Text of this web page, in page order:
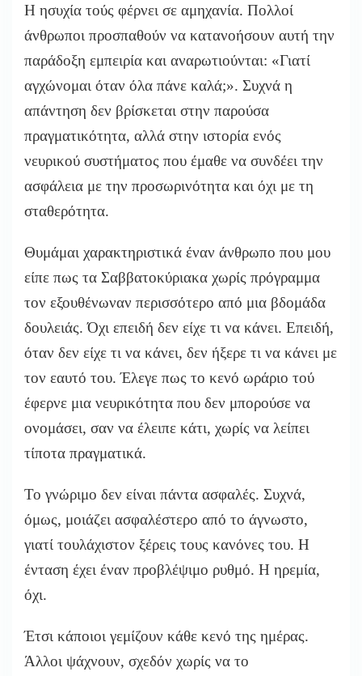
Η ησυχία τούς φέρνει σε αμηχανία. Πολλοί
άνθρωποι προσπαθούν να κατανοήσουν αυτή την
παράδοξη εμπειρία και αναρωτιούνται: «Γιατί
αγχώνομαι όταν όλα πάνε καλά;». Συχνά η
απάντηση δεν βρίσκεται στην παρούσα
πραγματικότητα, αλλά στην ιστορία ενός
νευρικού συστήματος που έμαθε να συνδέει την
ασφάλεια με την προσωρινότητα και όχι με τη
σταθερότητα.
Θυμάμαι χαρακτηριστικά έναν άνθρωπο που μου
είπε πως τα Σαββατοκύριακα χωρίς πρόγραμμα
τον εξουθένωναν περισσότερο από μια βδομάδα
δουλειάς. Όχι επειδή δεν είχε τι να κάνει. Επειδή,
όταν δεν είχε τι να κάνει, δεν ήξερε τι να κάνει με
τον εαυτό του. Έλεγε πως το κενό ωράριο τού
έφερνε μια νευρικότητα που δεν μπορούσε να
ονομάσει, σαν να έλειπε κάτι, χωρίς να λείπει
τίποτα πραγματικά.
Το γνώριμο δεν είναι πάντα ασφαλές. Συχνά,
όμως, μοιάζει ασφαλέστερο από το άγνωστο,
γιατί τουλάχιστον ξέρεις τους κανόνες του. Η
ένταση έχει έναν προβλέψιμο ρυθμό. Η ηρεμία,
όχι.
Έτσι κάποιοι γεμίζουν κάθε κενό της ημέρας.
Άλλοι ψάχνουν, σχεδόν χωρίς να το